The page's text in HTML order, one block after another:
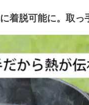
着脱可能に。取